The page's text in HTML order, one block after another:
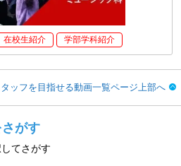
在校生紹介 学部学科紹介
ッフを目指せる動画一覧ページ上部へ
がす
てさがす